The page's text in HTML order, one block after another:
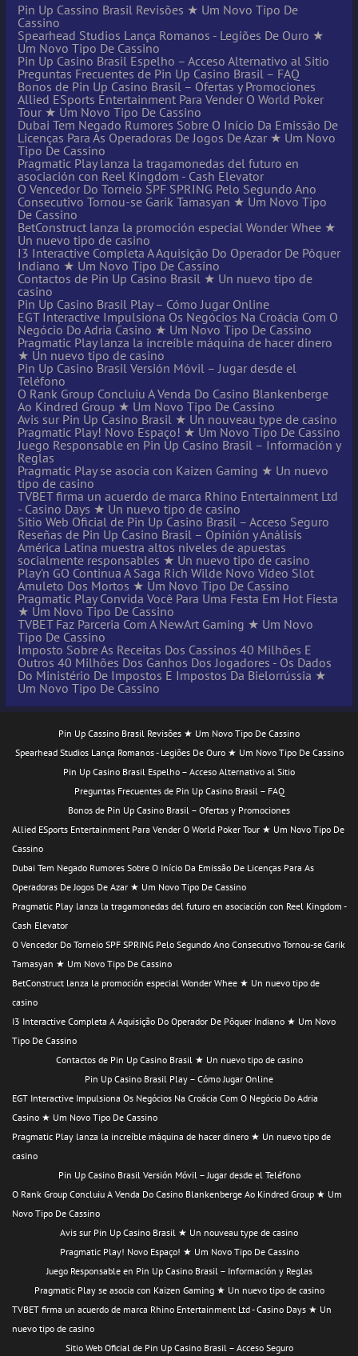
Pin Up Cassino Brasil Revisões ★ Um Novo Tipo De
Cassino
Spearhead Studios Lança Romanos - Legiões De Ouro ★
Um Novo Tipo De Cassino
Pin Up Casino Brasil Espelho – Acceso Alternativo al Sitio
Preguntas Frecuentes de Pin Up Casino Brasil – FAQ
Bonos de Pin Up Casino Brasil – Ofertas y Promociones
Allied ESports Entertainment Para Vender O World Poker
Tour ★ Um Novo Tipo De Cassino
Dubai Tem Negado Rumores Sobre O Início Da Emissão De
Licenças Para As Operadoras De Jogos De Azar ★ Um Novo
Tipo De Cassino
Pragmatic Play lanza la tragamonedas del futuro en
asociación con Reel Kingdom - Cash Elevator
O Vencedor Do Torneio SPF SPRING Pelo Segundo Ano
Consecutivo Tornou-se Garik Tamasyan ★ Um Novo Tipo
De Cassino
BetConstruct lanza la promoción especial Wonder Whee ★
Un nuevo tipo de casino
I3 Interactive Completa A Aquisição Do Operador De Pôquer
Indiano ★ Um Novo Tipo De Cassino
Contactos de Pin Up Casino Brasil ★ Un nuevo tipo de
casino
Pin Up Casino Brasil Play – Cómo Jugar Online
EGT Interactive Impulsiona Os Negócios Na Croácia Com O
Negócio Do Adria Casino ★ Um Novo Tipo De Cassino
Pragmatic Play lanza la increíble máquina de hacer dinero
★ Un nuevo tipo de casino
Pin Up Casino Brasil Versión Móvil – Jugar desde el
Teléfono
O Rank Group Concluiu A Venda Do Casino Blankenberge
Ao Kindred Group ★ Um Novo Tipo De Cassino
Avis sur Pin Up Casino Brasil ★ Un nouveau type de casino
Pragmatic Play! Novo Espaço! ★ Um Novo Tipo De Cassino
Juego Responsable en Pin Up Casino Brasil – Información y
Reglas
Pragmatic Play se asocia con Kaizen Gaming ★ Un nuevo
tipo de casino
TVBET firma un acuerdo de marca Rhino Entertainment Ltd
- Casino Days ★ Un nuevo tipo de casino
Sitio Web Oficial de Pin Up Casino Brasil – Acceso Seguro
Reseñas de Pin Up Casino Brasil – Opinión y Análisis
América Latina muestra altos niveles de apuestas
socialmente responsables ★ Un nuevo tipo de casino
Play'n GO Continua A Saga Rich Wilde Novo Vídeo Slot
Amuleto Dos Mortos ★ Um Novo Tipo De Cassino
Pragmatic Play Convida Você Para Uma Festa Em Hot Fiesta
★ Um Novo Tipo De Cassino
TVBET Faz Parceria Com A NewArt Gaming ★ Um Novo
Tipo De Cassino
Imposto Sobre As Receitas Dos Cassinos 40 Milhões E
Outros 40 Milhões Dos Ganhos Dos Jogadores - Os Dados
Do Ministério De Impostos E Impostos Da Bielorrússia ★
Um Novo Tipo De Cassino
Pin Up Cassino Brasil Revisões ★ Um Novo Tipo De Cassino
Spearhead Studios Lança Romanos - Legiões De Ouro ★ Um Novo Tipo De Cassino
Pin Up Casino Brasil Espelho – Acceso Alternativo al Sitio
Preguntas Frecuentes de Pin Up Casino Brasil – FAQ
Bonos de Pin Up Casino Brasil – Ofertas y Promociones
Allied ESports Entertainment Para Vender O World Poker Tour ★ Um Novo Tipo De
Cassino
Dubai Tem Negado Rumores Sobre O Início Da Emissão De Licenças Para As
Operadoras De Jogos De Azar ★ Um Novo Tipo De Cassino
Pragmatic Play lanza la tragamonedas del futuro en asociación con Reel Kingdom -
Cash Elevator
O Vencedor Do Torneio SPF SPRING Pelo Segundo Ano Consecutivo Tornou-se Garik
Tamasyan ★ Um Novo Tipo De Cassino
BetConstruct lanza la promoción especial Wonder Whee ★ Un nuevo tipo de
casino
I3 Interactive Completa A Aquisição Do Operador De Pôquer Indiano ★ Um Novo
Tipo De Cassino
Contactos de Pin Up Casino Brasil ★ Un nuevo tipo de casino
Pin Up Casino Brasil Play – Cómo Jugar Online
EGT Interactive Impulsiona Os Negócios Na Croácia Com O Negócio Do Adria
Casino ★ Um Novo Tipo De Cassino
Pragmatic Play lanza la increíble máquina de hacer dinero ★ Un nuevo tipo de
casino
Pin Up Casino Brasil Versión Móvil – Jugar desde el Teléfono
O Rank Group Concluiu A Venda Do Casino Blankenberge Ao Kindred Group ★ Um
Novo Tipo De Cassino
Avis sur Pin Up Casino Brasil ★ Un nouveau type de casino
Pragmatic Play! Novo Espaço! ★ Um Novo Tipo De Cassino
Juego Responsable en Pin Up Casino Brasil – Información y Reglas
Pragmatic Play se asocia con Kaizen Gaming ★ Un nuevo tipo de casino
TVBET firma un acuerdo de marca Rhino Entertainment Ltd - Casino Days ★ Un
nuevo tipo de casino
Sitio Web Oficial de Pin Up Casino Brasil – Acceso Seguro